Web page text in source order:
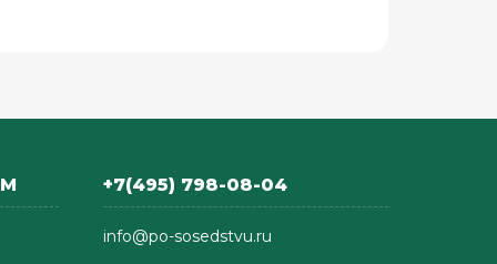
+7(495) 798-08-04
info@po-sosedstvu.ru